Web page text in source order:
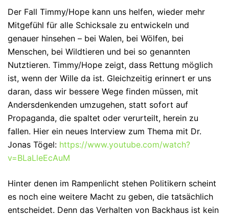
Der Fall Timmy/Hope kann uns helfen, wieder mehr
Mitgefühl für alle Schicksale zu entwickeln und
genauer hinsehen – bei Walen, bei Wölfen, bei
Menschen, bei Wildtieren und bei so genannten
Nutztieren. Timmy/Hope zeigt, dass Rettung möglich
ist, wenn der Wille da ist. Gleichzeitig erinnert er uns
daran, dass wir bessere Wege finden müssen, mit
Andersdenkenden umzugehen, statt sofort auf
Propaganda, die spaltet oder verurteilt, herein zu
fallen. Hier ein neues Interview zum Thema mit Dr.
Jonas Tögel: https://www.youtube.com/watch?
v=BLaLleEcAuM
Hinter denen im Rampenlicht stehen Politikern scheint
es noch eine weitere Macht zu geben, die tatsächlich
entscheidet. Denn das Verhalten von Backhaus ist kein